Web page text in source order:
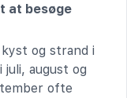
at besøge
og strand i
juli, august og
ofte